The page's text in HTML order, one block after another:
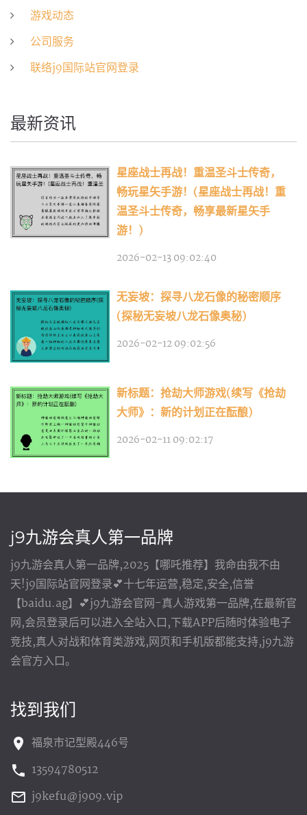
游戏动态
公司服务
联络j9国际站官网登录
最新资讯
星座战士再战！重温圣斗士传奇，
畅玩星矢手游！(星座战士再战！重
温圣斗士传奇，畅享最新星矢手
游！)
2026-02-13 09:02:40
无妄坡：探寻八龙石像的秘密顺序
(探秘无妄坡八龙石像奥秘)
2026-02-12 09:02:56
新标题：抢劫大师游戏(续写《抢劫
大师》：新的计划正在酝酿)
2026-02-11 09:02:17
j9九游会真人第一品牌
j9九游会真人第一品牌,2025【哪吒推荐】我命由我不由
天!j9国际站官网登录💕十七年运营,稳定,安全,信誉
【baidu.ag】💕j9九游会官网-真人游戏第一品牌,在最新官
网,会员登录后可以进入全站入口,下载APP后随时体验电子
竞技,真人对战和体育类游戏,网页和手机版都能支持,j9九游
会官方入口。
找到我们
福泉市记型殿446号
13594780512
j9kefu@j909.vip